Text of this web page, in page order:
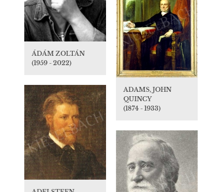
ÁDÁM ZOLTÁN
(1959 - 2022)
ADAMS, JOHN
QUINCY
(1874 - 1933)